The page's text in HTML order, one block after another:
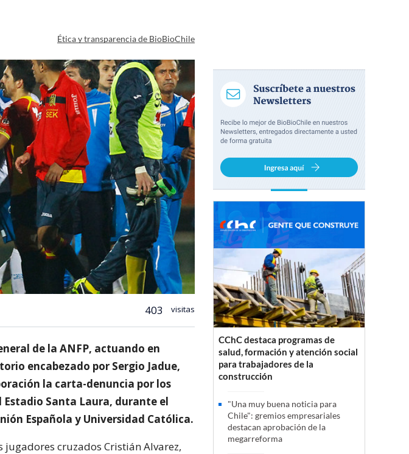
Ética y transparencia de BioBioChile
403 visitas
de la ANFP, actuando en
encabezado por Sergio Jadue,
la carta-denuncia por los
Santa Laura, durante el
Española y Universidad Católica.
cruzados Cristián Alvarez,
CChC destaca programas de
salud, formación y atención social
para trabajadores de la
construcción
"Una muy buena noticia para
Chile": gremios empresariales
destacan aprobación de la
megarreforma